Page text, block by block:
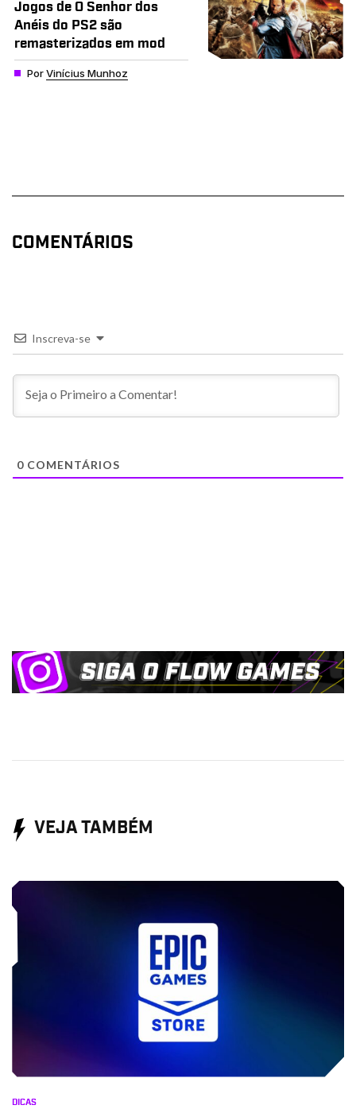
Jogos de O Senhor dos
Anéis do PS2 são
remasterizados em mod
PorVinícius Munhoz
COMENTÁRIOS
Inscreva-se
0 COMENTÁRIOS
VEJA TAMBÉM
DICAS